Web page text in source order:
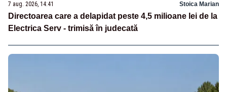
7 aug. 2026, 14:41 Stoica Marian
Directoarea care a delapidat peste 4,5 milioane lei de la
Electrica Serv - trimisă în judecată